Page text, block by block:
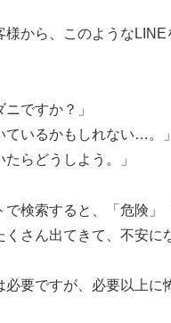
様から、このようなLINE
ニですか？」
ているかもしれない…。」
たらどうしよう。」
で検索すると、「危険」
くさん出てきて、不安に
必要ですが、必要以上に